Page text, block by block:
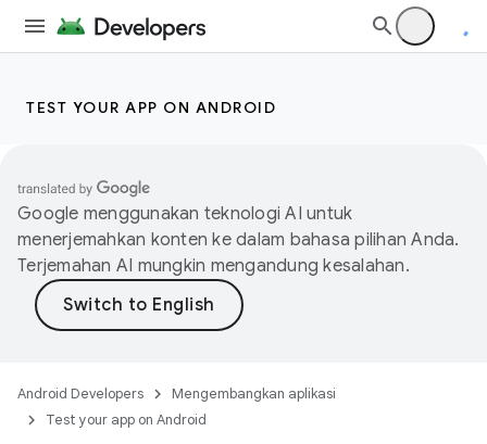
TEST YOUR APP ON ANDROID
Google menggunakan teknologi AI untuk
menerjemahkan konten ke dalam bahasa pilihan Anda.
Terjemahan AI mungkin mengandung kesalahan.
Android Developers
Mengembangkan aplikasi
Test your app on Android